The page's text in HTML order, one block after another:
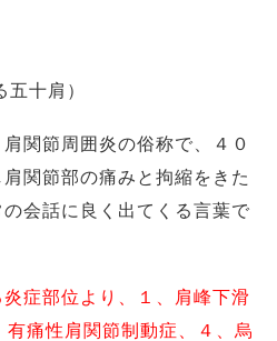
十肩）
関節周囲炎の俗称で、４０
関節部の痛みと拘縮をきた
会話に良く出てくる言葉で
症部位より、１、肩峰下滑
痛性肩関節制動症、４、烏